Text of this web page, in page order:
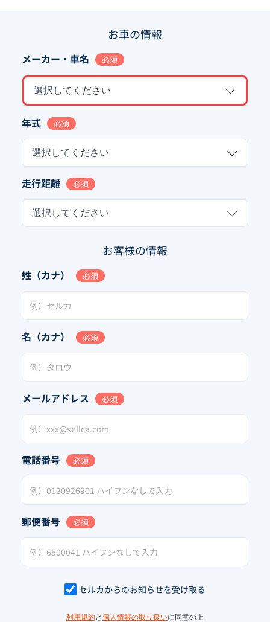
お車の情報
メーカー・車名 必須
選択してください
年式 必須
選択してください
走行距離 必須
選択してください
お客様の情報
姓（カナ） 必須
名（カナ） 必須
メールアドレス 必須
電話番号 必須
郵便番号 必須
セルカからのお知らせを受け取る
利用規約と 個人情報の取り扱いに同意の上